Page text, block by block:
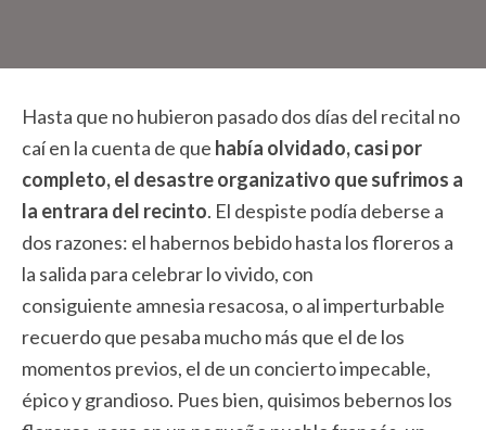
Hasta que no hubieron pasado dos días del recital no
caí en la cuenta de que había olvidado, casi por
completo, el desastre organizativo que sufrimos a
la entrara del recinto. El despiste podía deberse a
dos razones: el habernos bebido hasta los floreros a
la salida para celebrar lo vivido, con
consiguiente amnesia resacosa, o al imperturbable
recuerdo que pesaba mucho más que el de los
momentos previos, el de un concierto impecable,
épico y grandioso. Pues bien, quisimos bebernos los